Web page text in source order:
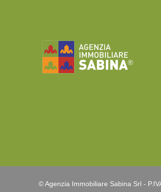
© Agenzia Immobiliare Sabina Srl -